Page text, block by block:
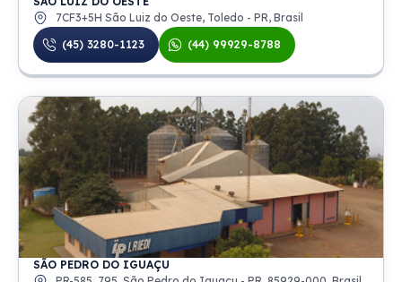
7CF3+5H São Luiz do Oeste, Toledo - PR, Brasil
(45) 3280-1123
(44) 99929-8788
SÃO PEDRO DO IGUAÇU